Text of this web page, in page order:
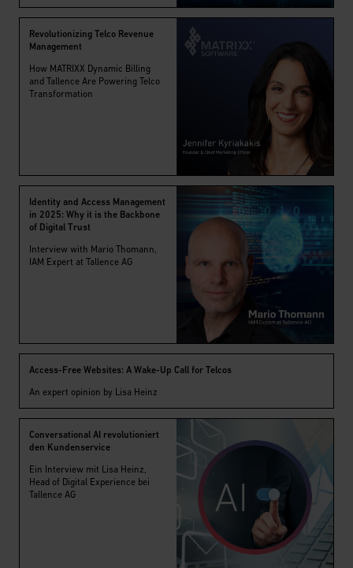
Revolutionizing Telco Revenue
Management
How MATRIXX Dynamic Billing
and Tallence Are Powering Telco
Transformation
Identity and Access Management
in 2025: Why it is the Backbone
of Digital Trust
Interview with Mario Thomann,
IAM Expert at Tallence AG
Access-Free Websites: A Wake-Up Call for Telcos
An expert opinion by Lisa Heinz
Conversational AI revolutioniert
den Kundenservice
Ein Interview mit Lisa Heinz,
Head of Digital Experience bei
Tallence AG